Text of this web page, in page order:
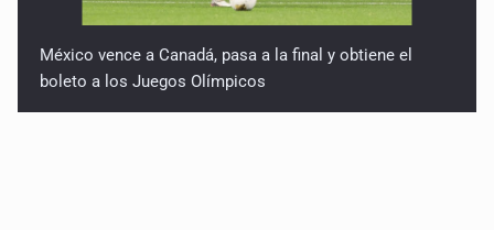
México vence a Canadá, pasa a la final y obtiene el
boleto a los Juegos Olímpicos